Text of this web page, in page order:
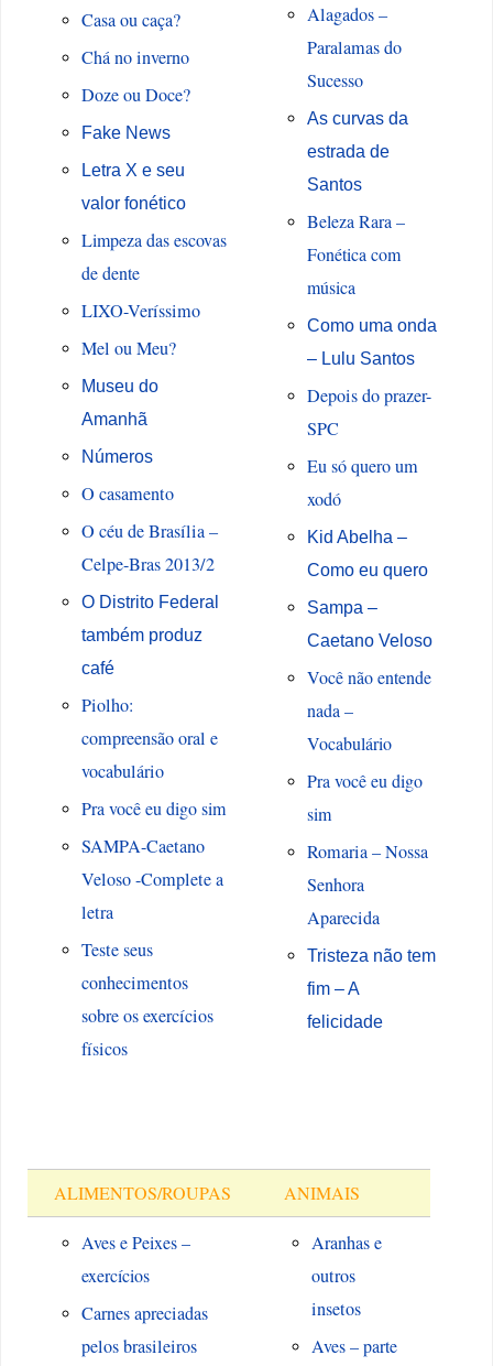
Casa ou caça?
Chá no inverno
Doze ou Doce?
Fake News
Letra X e seu
valor fonético
Limpeza das escovas
de dente
LIXO-Veríssimo
Mel ou Meu?
Museu do
Amanhã
Números
O casamento
O céu de Brasília –
Celpe-Bras 2013/2
O Distrito Federal
também produz
café
Piolho:
compreensão oral e
vocabulário
Pra você eu digo sim
SAMPA-Caetano
Veloso -Complete a
letra
Teste seus
conhecimentos
sobre os exercícios
físicos
Alagados –
Paralamas do
Sucesso
As curvas da
estrada de
Santos
Beleza Rara –
Fonética com
música
Como uma onda
– Lulu Santos
Depois do prazer-
SPC
Eu só quero um
xodó
Kid Abelha –
Como eu quero
Sampa –
Caetano Veloso
Você não entende
nada –
Vocabulário
Pra você eu digo
sim
Romaria – Nossa
Senhora
Aparecida
Tristeza não tem
fim – A
felicidade
ALIMENTOS/ROUPAS ANIMAIS
Aves e Peixes –
exercícios
Carnes apreciadas
pelos brasileiros
Aranhas e
outros
insetos
Aves – parte